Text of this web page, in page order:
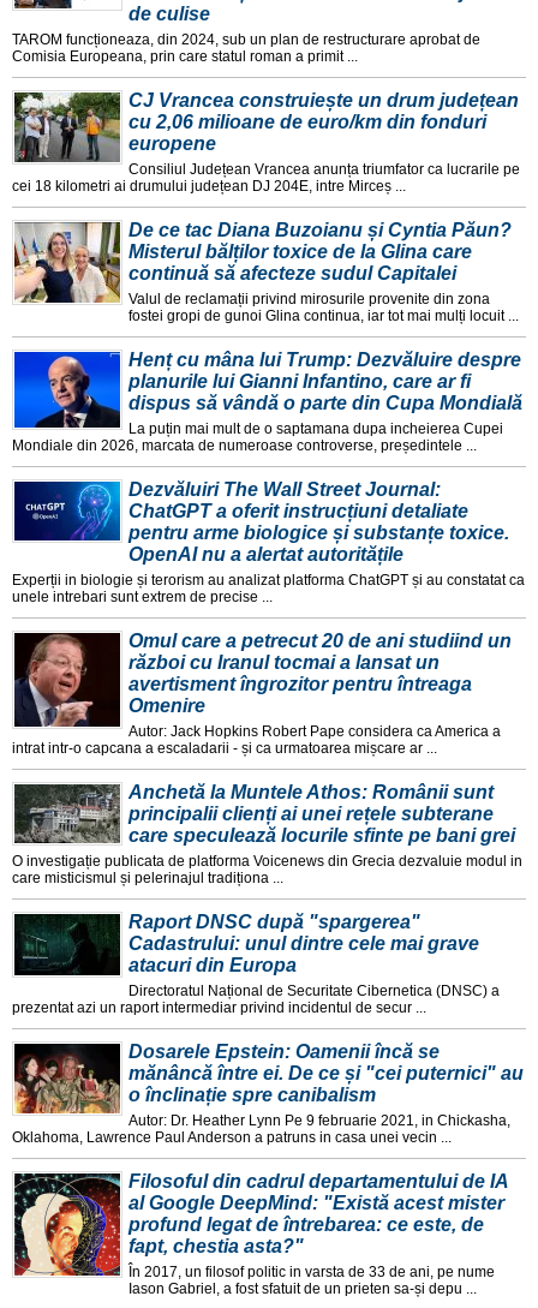
de culise
TAROM funcționeaza, din 2024, sub un plan de restructurare aprobat de
Comisia Europeana, prin care statul roman a primit ...
CJ Vrancea construiește un drum județean
cu 2,06 milioane de euro/km din fonduri
europene
Consiliul Județean Vrancea anunța triumfator ca lucrarile pe
cei 18 kilometri ai drumului județean DJ 204E, intre Mirceș ...
De ce tac Diana Buzoianu și Cyntia Păun?
Misterul bălților toxice de la Glina care
continuă să afecteze sudul Capitalei
Valul de reclamații privind mirosurile provenite din zona
fostei gropi de gunoi Glina continua, iar tot mai mulți locuit ...
Henț cu mâna lui Trump: Dezvăluire despre
planurile lui Gianni Infantino, care ar fi
dispus să vândă o parte din Cupa Mondială
La puțin mai mult de o saptamana dupa incheierea Cupei
Mondiale din 2026, marcata de numeroase controverse, președintele ...
Dezvăluiri The Wall Street Journal:
ChatGPT a oferit instrucțiuni detaliate
pentru arme biologice și substanțe toxice.
OpenAI nu a alertat autoritățile
Experții in biologie și terorism au analizat platforma ChatGPT și au constatat ca
unele intrebari sunt extrem de precise ...
Omul care a petrecut 20 de ani studiind un
război cu Iranul tocmai a lansat un
avertisment îngrozitor pentru întreaga
Omenire
Autor: Jack Hopkins Robert Pape considera ca America a
intrat intr-o capcana a escaladarii - și ca urmatoarea mișcare ar ...
Anchetă la Muntele Athos: Românii sunt
principalii clienți ai unei rețele subterane
care speculează locurile sfinte pe bani grei
O investigație publicata de platforma Voicenews din Grecia dezvaluie modul in
care misticismul și pelerinajul tradiționa ...
Raport DNSC după "spargerea"
Cadastrului: unul dintre cele mai grave
atacuri din Europa
Directoratul Național de Securitate Cibernetica (DNSC) a
prezentat azi un raport intermediar privind incidentul de secur ...
Dosarele Epstein: Oamenii încă se
mănâncă între ei. De ce și "cei puternici" au
o înclinație spre canibalism
Autor: Dr. Heather Lynn Pe 9 februarie 2021, in Chickasha,
Oklahoma, Lawrence Paul Anderson a patruns in casa unei vecin ...
Filosoful din cadrul departamentului de IA
al Google DeepMind: "Există acest mister
profund legat de întrebarea: ce este, de
fapt, chestia asta?"
În 2017, un filosof politic in varsta de 33 de ani, pe nume
Iason Gabriel, a fost sfatuit de un prieten sa-și depu ...